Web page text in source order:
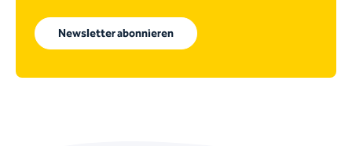
Newsletter abonnieren